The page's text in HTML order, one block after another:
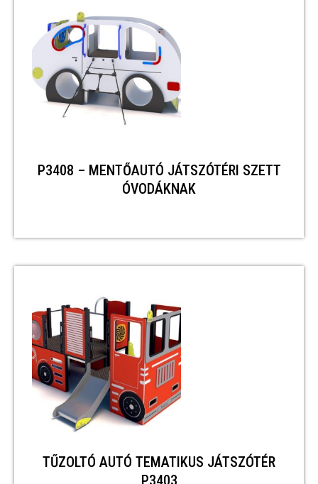
P3408 – MENTŐAUTÓ JÁTSZÓTÉRI SZETT
ÓVODÁKNAK
TŰZOLTÓ AUTÓ TEMATIKUS JÁTSZÓTÉR
P3403